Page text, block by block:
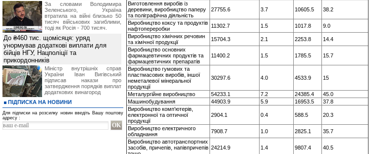
Виготовлення виробів із
деревини, виробництво паперу
та поліграфічна діяльність
27755.6 3.7 10605.5 38.2
Виробництво коксу та продуктів
нафтопереробки
11302.7 1.5 1017.8
9.0
Виробництво хімічних речовин
та хімічної продукції
15704.3 2.1 2253.8
14.4
Виробництво основних
фармацевтичних продуктів та
фармацевтичних препаратів
11400.2 1.5 1785.5 15.7
Виробництво гумових та
пластмасових виробiв, iншої
неметалевої мiнеральної
продукцiї
30297.6 4.0 4533.9 15
Металургійне виробництво 54233.1 7.2 24385.4
45.0
Машинобудування
44903.9 5.9 16953.5
37.8
Виробництво комп'ютерів,
електронної та оптичної
продукції
2904.1 0.4 588.5 20.3
Виробництво електричного
обладнання
7908.7 1.0 2825.1
35.7
Виробництво автотранспортних
засобів, причепів, напівпричепів 24214.9 1.4 9807.4 40.5
За словами Володимира
Зеленського, Україна
втратила на війні близько 50
тисяч військових загиблими,
тоді як Росія - 700 тисяч.
До ₴460 тис. щомісяця: уряд
унормував додаткові виплати для
бійців НГУ, Нацполіції та
прикордонників
Міністр внутрішніх справ
України Іван Вигівський
підписав накази про
затвердження порядків виплат
додаткових винагород
ПІДПИСКА НА НОВИНИ
Для підписки на розсилку новин введіть Вашу поштову
адресу :